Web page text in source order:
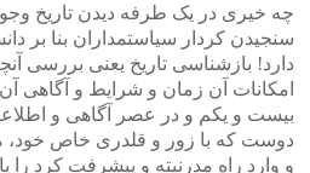
چه خیری در یک طرفه دیدن تاریخ
سنجیدن کردار سیاستمداران بنا بر
دارد! بازشناسی تاریخ یعنی بررسی
امکانات آن زمان و شرایط و آگاهی
بیست و یکم و در عصر آگاهی و
دوست که با زور و قلدری خاص خود،
و وارد راهِ مدرنیته و پیشرفت کرد